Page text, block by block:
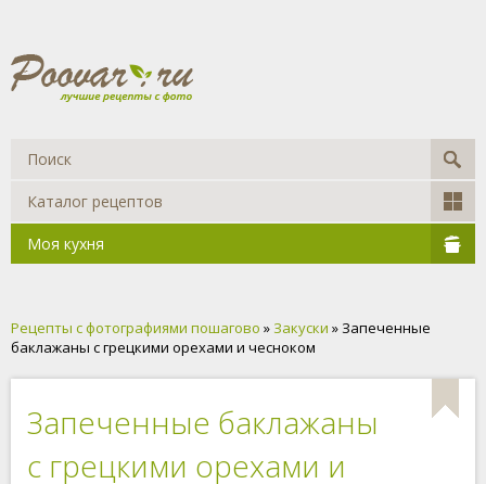
Каталог рецептов
Моя кухня
Рецепты с фотографиями пошагово » Закуски » Запеченные
баклажаны с грецкими орехами и чесноком
Запеченные баклажаны
с грецкими орехами и